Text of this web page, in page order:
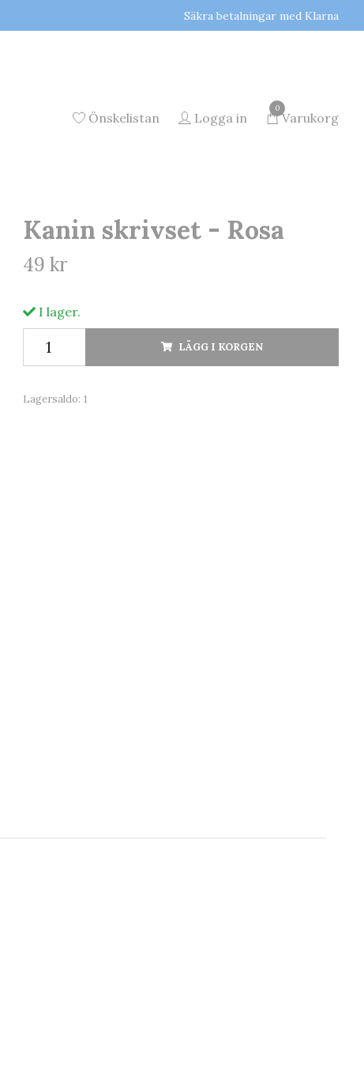
Säkra betalningar med Klarna
Önskelistan Logga in
0
Varukorg
Kanin skrivset - Rosa
49 kr
I lager.
LÄGG I KORGEN
Lagersaldo: 1